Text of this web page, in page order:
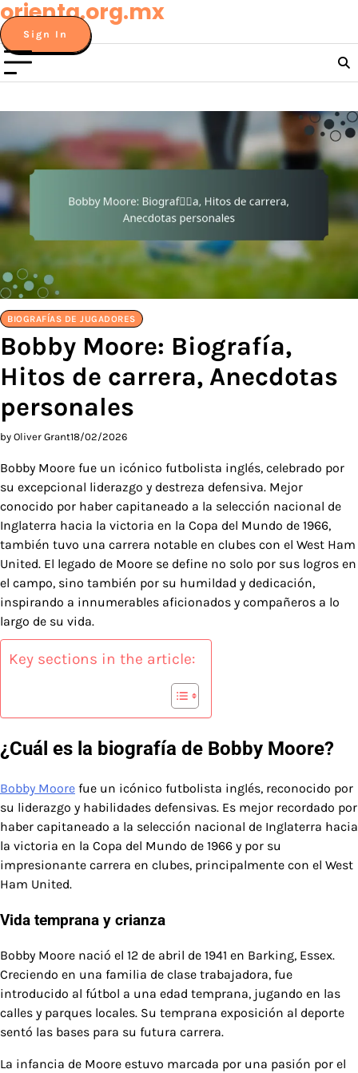
Skip
to
content
orienta.org.mx
Sign In
BIOGRAFÍAS DE JUGADORES
Bobby Moore: Biografía,
Hitos de carrera, Anecdotas
personales
by Oliver Grant18/02/2026
Bobby Moore fue un icónico futbolista inglés, celebrado por
su excepcional liderazgo y destreza defensiva. Mejor
conocido por haber capitaneado a la selección nacional de
Inglaterra hacia la victoria en la Copa del Mundo de 1966,
también tuvo una carrera notable en clubes con el West Ham
United. El legado de Moore se define no solo por sus logros en
el campo, sino también por su humildad y dedicación,
inspirando a innumerables aficionados y compañeros a lo
largo de su vida.
Key sections in the article:
¿Cuál es la biografía de Bobby Moore?
Bobby Moore fue un icónico futbolista inglés, reconocido por
su liderazgo y habilidades defensivas. Es mejor recordado por
haber capitaneado a la selección nacional de Inglaterra hacia
la victoria en la Copa del Mundo de 1966 y por su
impresionante carrera en clubes, principalmente con el West
Ham United.
Vida temprana y crianza
Bobby Moore nació el 12 de abril de 1941 en Barking, Essex.
Creciendo en una familia de clase trabajadora, fue
introducido al fútbol a una edad temprana, jugando en las
calles y parques locales. Su temprana exposición al deporte
sentó las bases para su futura carrera.
La infancia de Moore estuvo marcada por una pasión por el